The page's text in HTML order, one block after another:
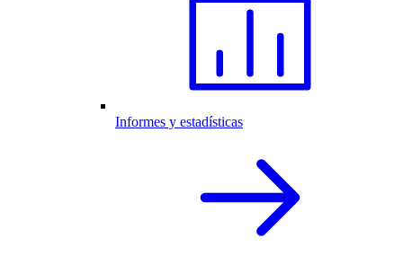
Informes y estadísticas